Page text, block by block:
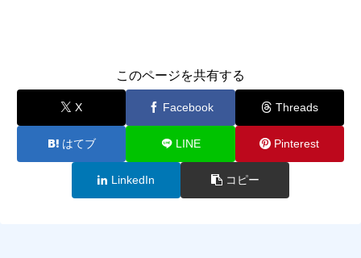
このページを共有する
X Facebook Threads
はてブ LINE Pinterest
LinkedIn コピー